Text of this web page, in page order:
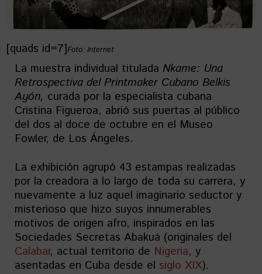
[quads id=7]Foto: Internet
La muestra individual titulada Nkame: Una
Retrospectiva del Printmaker Cubano Belkis
Ayón, curada por la especialista cubana
Cristina Figueroa, abrió sus puertas al público
del dos al doce de octubre en el Museo
Fowler, de Los Ángeles.
La exhibición agrupó 43 estampas realizadas
por la creadora a lo largo de toda su carrera, y
nuevamente a luz aquel imaginario seductor y
misterioso que hizo suyos innumerables
motivos de origen afro, inspirados en las
Sociedades Secretas Abakuá (originales del
Calabar, actual territorio de Nigeria, y
asentadas en Cuba desde el siglo XIX).